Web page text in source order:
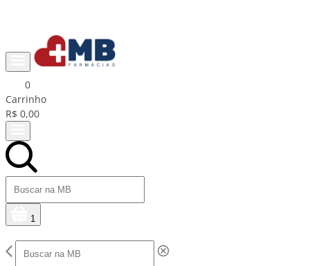
0
Carrinho
R$ 0,00
1